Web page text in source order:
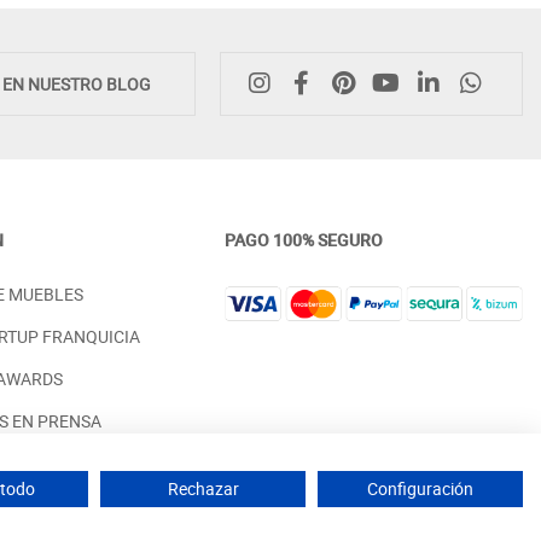
CON 2 PUERTAS ABATIBLES
PRECIO DESDE: 1.098,00 €
CAJONES DISEÑO
MADERA - ROBLE
NUESTRO BLOG
MUEBLES
FRANQUICIA
EN PRENSA
PAGO 100% SEGURO
Rechazar Configuración